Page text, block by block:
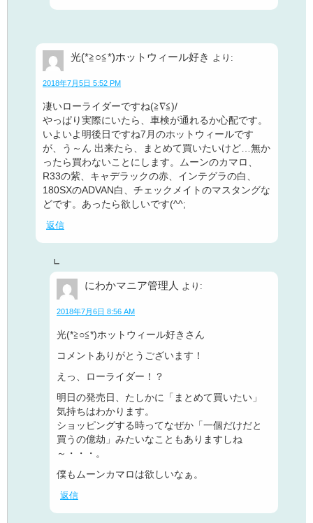
光(*≧○≦*)ホットウィール好き より:
2018年7月5日 5:52 PM
凄いローライダーですね(≧∇≦)/
やっぱり実際にいたら、車検が通れるか心配です。
いよいよ明後日ですね7月のホットウィールです
が、う～ん 出来たら、まとめて買いたいけど…無か
ったら買わないことにします。ムーンのカマロ、
R33の紫、キャデラックの赤、インテグラの白、
180SXのADVAN白、チェックメイトのマスタングな
どです。あったら欲しいです(^^;
返信
にわかマニア管理人 より:
2018年7月6日 8:56 AM
光(*≧○≦*)ホットウィール好きさん
コメントありがとうございます！
えっ、ローライダー！？
明日の発売日、たしかに「まとめて買いたい」
気持ちはわかります。
ショッピングする時ってなぜか「一個だけだと
買うの億劫」みたいなこともありますしね
～・・・。
僕もムーンカマロは欲しいなぁ。
返信